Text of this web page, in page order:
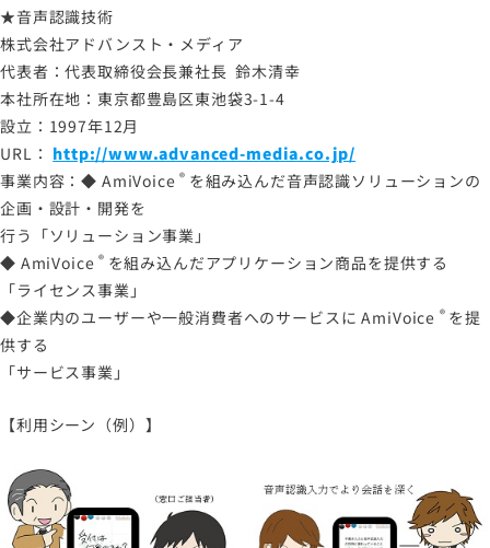
★音声認識技術
株式会社アドバンスト・メディア
代表者：代表取締役会長兼社長 鈴木清幸
本社所在地：東京都豊島区東池袋3-1-4
設立：1997年12月
URL： http://www.advanced-media.co.jp/
事業内容：◆ AmiVoice® を組み込んだ音声認識ソリューションの
企画・設計・開発を
行う「ソリューション事業」
◆ AmiVoice® を組み込んだアプリケーション商品を提供する
「ライセンス事業」
◆企業内のユーザーや一般消費者へのサービスにAmiVoice ® を提
供する
「サービス事業」
【利用シーン（例）】